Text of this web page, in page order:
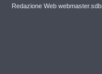
Redazione Web